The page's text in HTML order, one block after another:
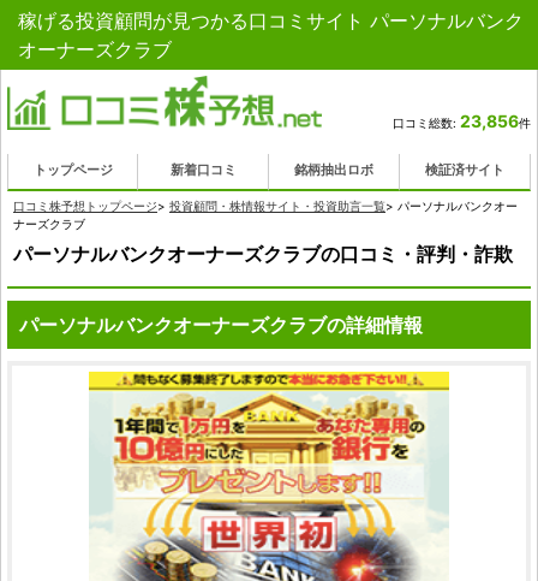
稼げる投資顧問が見つかる口コミサイト パーソナルバンク
オーナーズクラブ
口コミ総数: 23,856件
トップページ 新着口コミ 銘柄抽出ロボ 検証済サイト
口コミ株予想トップページ> 投資顧問・株情報サイト・投資助言一覧> パーソナルバンクオー
ナーズクラブ
パーソナルバンクオーナーズクラブの口コミ・評判・詐欺
パーソナルバンクオーナーズクラブの詳細情報